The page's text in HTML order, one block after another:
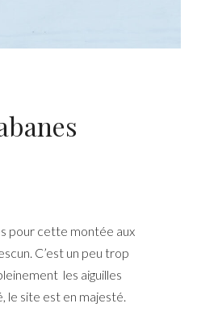
pour cette montée aux
C’est un peu trop
les aiguilles
le site est en majesté.